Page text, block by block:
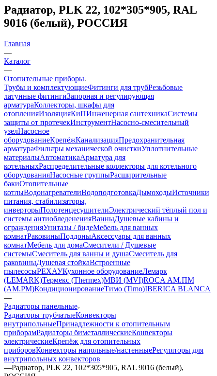
Радиатор, PLK 22, 102*305*905, RAL
9016 (белый), РОССИЯ
Главная
—
Каталог
—
Отопительные приборы
Трубы и комплектующиеФитинги для трубРезьбовые
латунные фитингиЗапорная и регулирующая
арматураКоллекторы, шкафы для
отопленияИзоляцияКиПИнженерная сантехникаСистемы
защиты от протечекИнструментНасосно-смесительный
узелНасосное
оборудованиеКрепёжКанализацияПредохранительная
арматураФильтры механической очисткиУплотнительные
материалыАвтоматикаАрматура для
котельныхРаспределительные коллекторы для котельного
оборудованияНасосные группыРасширительные
бакиОтопительные
котлыВодонагревателиВодоподготовкаДымоходыИсточники
питания, стабилизаторы,
инверторыПолотенцесушителиЭлектрический тёплый пол и
системы антиобледененияВанныДушевые кабины и
огражденияУнитазы / бидеМебель для ванных
комнатРаковиныПоддоныАксессуары для ванных
комнатМебель для домаСмесители / Душевые
системыСмеситель для ванны и душаСмеситель для
раковиныДушевая стойкаВстроенные
пылесосыРЕХАУКухонное оборудованиеЛемарк
(LEMARK)Термекс (Thermex)МВИ (MVI)ROCA АМ.ПМ
(AM.PM)КондиционированиеТимо (Timo)IBERICA BLANCA
—
Радиаторы панельные
Радиаторы трубчатыеКонвекторы
внутрипольныеПринадлежности к отопительным
приборамРадиаторы биметаллическиеКонвекторы
электрическиеКрепёж для отопительных
приборовКонвекторы напольные/настенныеРегуляторы для
внутрипольных конвекторов
—Радиатор, PLK 22, 102*305*905, RAL 9016 (белый),